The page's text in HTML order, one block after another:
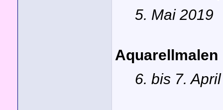
5. Mai 2019
Aquarellmalen
6. bis 7.